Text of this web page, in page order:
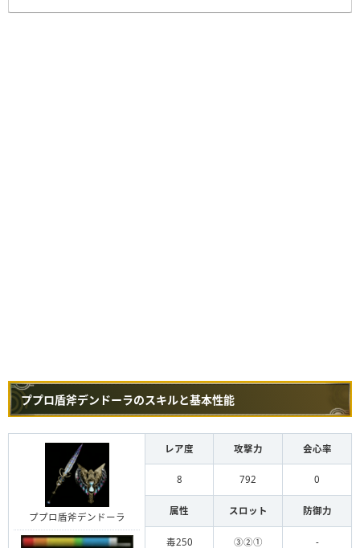
ププロ盾斧デンドーラのスキルと基本性能
ププロ盾斧デンドーラ
レア度 攻撃力 会心率
8 792 0
属性 スロット 防御力
毒250 ③②① -